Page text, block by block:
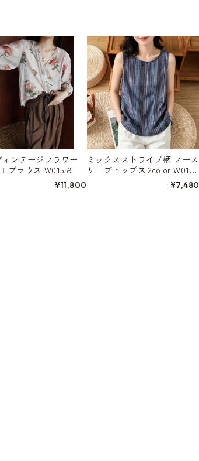
ンテージフラワー
ブラウス W01559
¥11,800
ミックスストライプ柄 ノース
リーブトップス 2color W0155
¥7,480